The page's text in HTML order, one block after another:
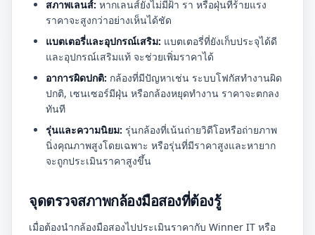
สภาพเลนส์: หากเลนส์ยังไม่มีฝ้า รา หรือฝุ่นที่ร้ายแรง
ราคาจะสูงกว่าอย่างเห็นได้ชัด
แบตเตอรี่และอุปกรณ์เสริม: แบตเตอรี่ที่ยังเก็บประจุได้ดี
และอุปกรณ์เสริมแท้ จะช่วยเพิ่มราคาได้
อาการผิดปกติ: กล้องที่มีปัญหาเช่น ระบบโฟกัสทำงานผิด
ปกติ, เซนเซอร์มีฝุ่น หรือกล้องหยุดทำงาน ราคาจะตกลง
ทันที
รุ่นและความนิยม: รุ่นกล้องที่เน้นถ่ายวิดีโอหรือถ่ายภาพ
นิ่งคุณภาพสูงโดยเฉพาะ หรือรุ่นที่มีราคาสูงและหายาก
จะถูกประเมินราคาสูงขึ้น
จุดตรวจสภาพกล้องมือสองที่ต้องรู้
เมื่อต้องนำกล้องมือสองไปประเมินราคากับ Winner IT หรือ